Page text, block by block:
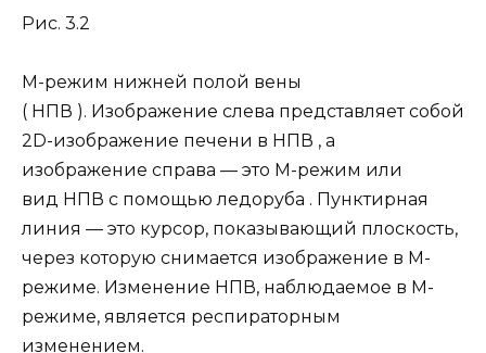
Рис. 3.2
М-режим нижней полой вены
( НПВ ). Изображение слева представляет собой
2D-изображение печени в НПВ , а
изображение справа — это М-режим или
вид НПВ с помощью ледоруба . Пунктирная
линия — это курсор, показывающий плоскость,
через которую снимается изображение в М-
режиме. Изменение НПВ, наблюдаемое в М-
режиме, является респираторным
изменением.